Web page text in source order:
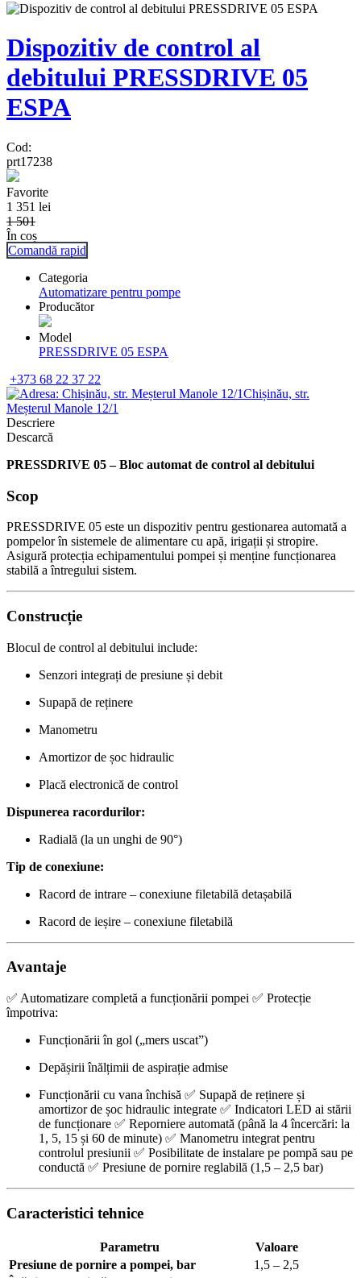
Dispozitiv de control al
debitului PRESSDRIVE 05
ESPA
Cod:
prt17238
Favorite
1 351 lei
1 501
În coș
Comandă rapid
Categoria
Automatizare pentru pompe
Producător
Model
PRESSDRIVE 05 ESPA
+373 68 22 37 22
Chișinău, str.
Meșterul Manole 12/1
Descriere
Descarcă
PRESSDRIVE 05 – Bloc automat de control al debitului
Scop
PRESSDRIVE 05 este un dispozitiv pentru gestionarea automată a
pompelor în sistemele de alimentare cu apă, irigații și stropire.
Asigură protecția echipamentului pompei și menține funcționarea
stabilă a întregului sistem.
Construcție
Blocul de control al debitului include:
Senzori integrați de presiune și debit
Supapă de reținere
Manometru
Amortizor de șoc hidraulic
Placă electronică de control
Dispunerea racordurilor:
Radială (la un unghi de 90°)
Tip de conexiune:
Racord de intrare – conexiune filetabilă detașabilă
Racord de ieșire – conexiune filetabilă
Avantaje
✅ Automatizare completă a funcționării pompei ✅ Protecție
împotriva:
Funcționării în gol („mers uscat”)
Depășirii înălțimii de aspirație admise
Funcționării cu vana închisă ✅ Supapă de reținere și
amortizor de șoc hidraulic integrate ✅ Indicatori LED ai stării
de funcționare ✅ Reporniere automată (până la 4 încercări: la
1, 5, 15 și 60 de minute) ✅ Manometru integrat pentru
controlul presiunii ✅ Posibilitate de instalare pe pompă sau pe
conductă ✅ Presiune de pornire reglabilă (1,5 – 2,5 bar)
Caracteristici tehnice
Parametru
Valoare
Presiune de pornire a pompei, bar
1,5 – 2,5